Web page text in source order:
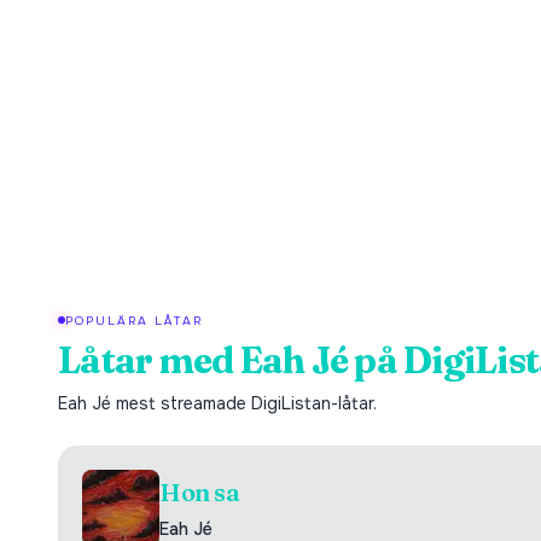
POPULÄRA LÅTAR
Låtar medEah Jépå
Eah Jé mest streamade DigiListan-låtar.
Hon sa
Eah Jé